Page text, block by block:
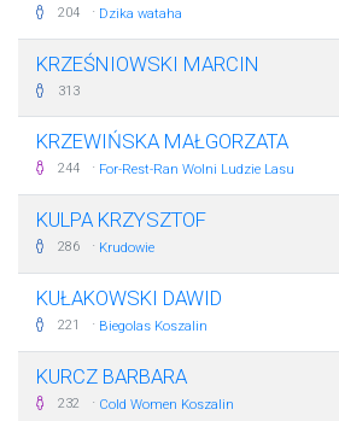
204 · Dzika wataha
KRZEŚNIOWSKI MARCIN
313
KRZEWIŃSKA MAŁGORZATA
244 · For-Rest-Ran Wolni Ludzie Lasu
KULPA KRZYSZTOF
286 · Krudowie
KUŁAKOWSKI DAWID
221 · Biegolas Koszalin
KURCZ BARBARA
232 · Cold Women Koszalin